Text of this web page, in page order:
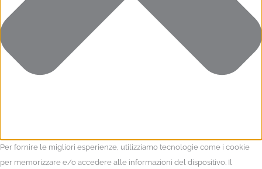
Per fornire le migliori esperienze, utilizziamo tecnologie come i cookie
per memorizzare e/o accedere alle informazioni del dispositivo. Il